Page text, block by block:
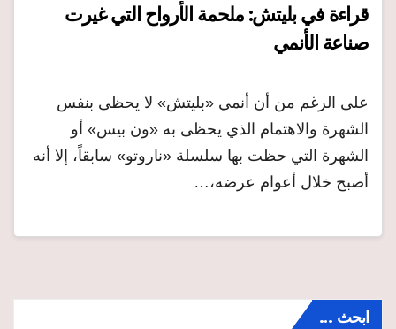
قراءة في بليتش: ملحمة الأرواح التي غيرت
صناعة الأنمي
على الرغم من أن أنمي «بليتش» لا يحظى بنفس
الشهرة والاهتمام الذي يحظى به «ون بيس» أو
الشهرة التي حظت بها سلسلة «ناروتو» سابقاً، إلا أنه
أصبح خلال أعوام عرضه،…
ابحث …